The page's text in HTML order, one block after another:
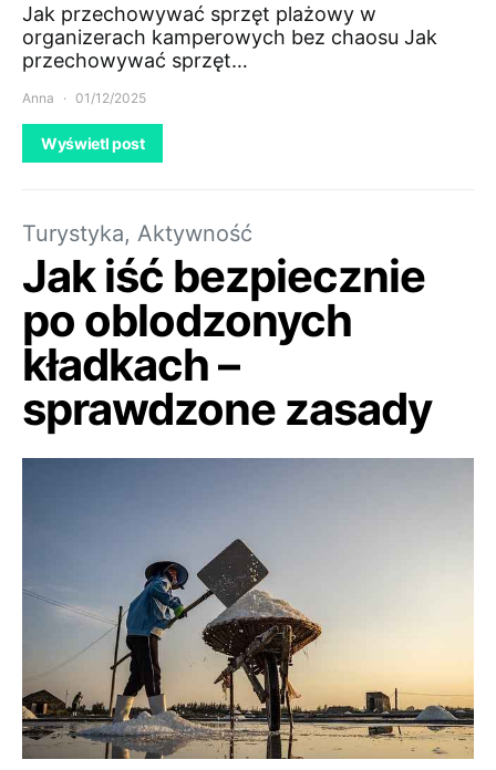
Jak przechowywać sprzęt plażowy w
organizerach kamperowych bez chaosu Jak
przechowywać sprzęt…
Anna 01/12/2025
Wyświetl post
Turystyka, Aktywność
Jak iść bezpiecznie
po oblodzonych
kładkach –
sprawdzone zasady